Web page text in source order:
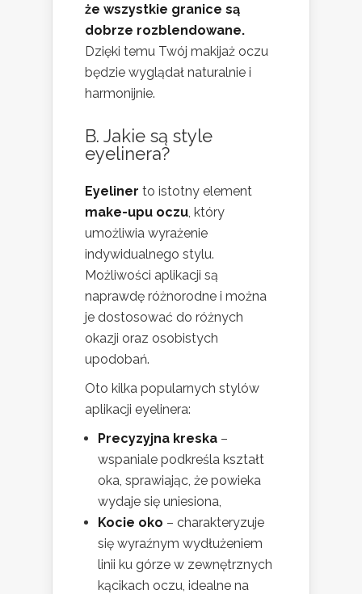
że wszystkie granice są
dobrze rozblendowane.
Dzięki temu Twój makijaż oczu
będzie wyglądał naturalnie i
harmonijnie.
B. Jakie są style
eyelinera?
Eyeliner to istotny element
make-upu oczu , który
umożliwia wyrażenie
indywidualnego stylu.
Możliwości aplikacji są
naprawdę różnorodne i można
je dostosować do różnych
okazji oraz osobistych
upodobań.
Oto kilka popularnych stylów
aplikacji eyelinera:
Precyzyjna kreska –
wspaniale podkreśla kształt
oka, sprawiając, że powieka
wydaje się uniesiona,
Kocie oko – charakteryzuje
się wyraźnym wydłużeniem
linii ku górze w zewnętrznych
kącikach oczu, idealne na